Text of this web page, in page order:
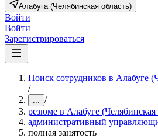
Алабуга (Челябинская область)
Войти
Войти
Зарегистрироваться
Поиск сотрудников в Алабуге
/
... /
резюме в Алабуге (Челябинская
административный
полная занятость